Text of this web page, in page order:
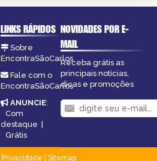
LINKS RÁPIDOS
Sobre
EncontraSãoCarlos
Fale com o
EncontraSãoCarlos
ANUNCIE:
Com
destaque |
Grátis
NOVIDADES POR E-
MAIL
Receba grátis as
principais notícias,
dicas e promoções
Privacidade Sitemap